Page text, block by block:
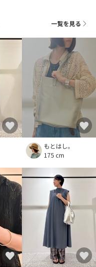
一覧を見る
もとはし。
175 cm